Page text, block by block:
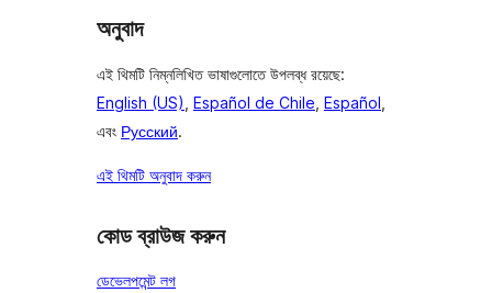
অনুবাদ
এই থিমটি নিম্নলিখিত ভাষাগুলোতে উপলব্ধ রয়েছে:
English (US) Español de Chile Español
এবং Русский.
এই থিমটি অনুবাদ করুন
কোড ব্রাউজ করুন
ডেভেলপমেন্ট লগ